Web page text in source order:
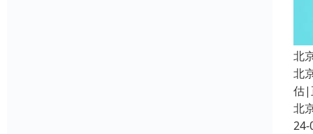
北
北
估|
北
24-